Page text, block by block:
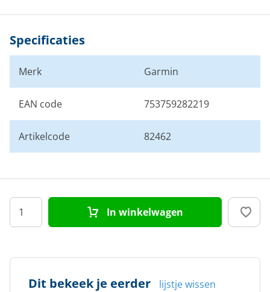
Specificaties
Merk Garmin
EAN code 753759282219
Artikelcode 82462
In winkelwagen
Dit bekeek je eerder lijstje wissen